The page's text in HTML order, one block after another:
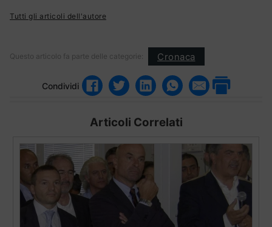
Tutti gli articoli dell'autore
Questo articolo fa parte delle categorie: Cronaca
Condividi
Articoli Correlati